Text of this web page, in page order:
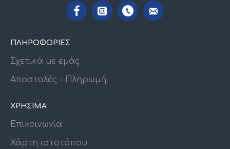
ΠΛΗΡΟΦΟΡΙΕΣ
Σχετικά με εμάς
Αποστολές - Πληρωμή
ΧΡΗΣΙΜΑ
Επικοινωνία
Χάρτη ιστοτόπου